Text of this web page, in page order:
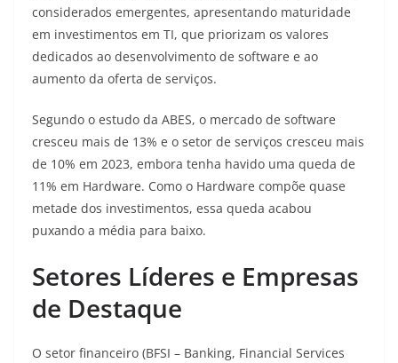
considerados emergentes, apresentando maturidade
em investimentos em TI, que priorizam os valores
dedicados ao desenvolvimento de software e ao
aumento da oferta de serviços.
Segundo o estudo da ABES, o mercado de software
cresceu mais de 13% e o setor de serviços cresceu mais
de 10% em 2023, embora tenha havido uma queda de
11% em Hardware. Como o Hardware compõe quase
metade dos investimentos, essa queda acabou
puxando a média para baixo.
Setores Líderes e Empresas
de Destaque
O setor financeiro (BFSI – Banking, Financial Services